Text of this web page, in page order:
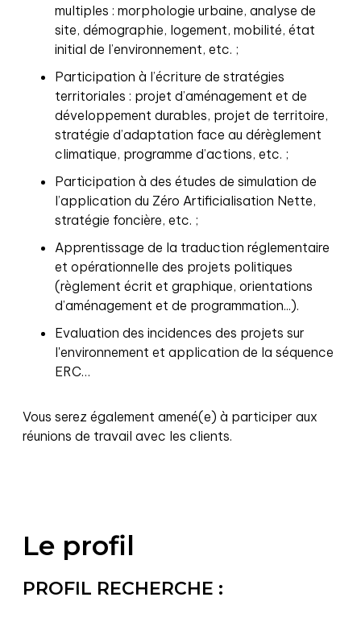
multiples : morphologie urbaine, analyse de
site, démographie, logement, mobilité, état
initial de l’environnement, etc. ;
Participation à l’écriture de stratégies
territoriales : projet d’aménagement et de
développement durables, projet de territoire,
stratégie d’adaptation face au dérèglement
climatique, programme d’actions, etc. ;
Participation à des études de simulation de
l’application du Zéro Artificialisation Nette,
stratégie foncière, etc. ;
Apprentissage de la traduction réglementaire
et opérationnelle des projets politiques
(règlement écrit et graphique, orientations
d’aménagement et de programmation...).
Evaluation des incidences des projets sur
l'environnement et application de la séquence
ERC…
Vous serez également amené(e) à participer aux
réunions de travail avec les clients.
Le profil
PROFIL RECHERCHE :